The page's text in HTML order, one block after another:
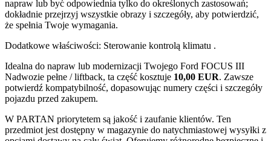
napraw lub być odpowiednia tylko do określonych zastosowań;
dokładnie przejrzyj wszystkie obrazy i szczegóły, aby potwierdzić,
że spełnia Twoje wymagania.
Dodatkowe właściwości: Sterowanie kontrolą klimatu .
Idealna do napraw lub modernizacji Twojego Ford FOCUS III
Nadwozie pełne / liftback, ta część kosztuje 10,00 EUR. Zawsze
potwierdź kompatybilność, dopasowując numery części i szczegóły
pojazdu przed zakupem.
W PARTAN priorytetem są jakość i zaufanie klientów. Ten
przedmiot jest dostępny w magazynie do natychmiastowej wysyłki z